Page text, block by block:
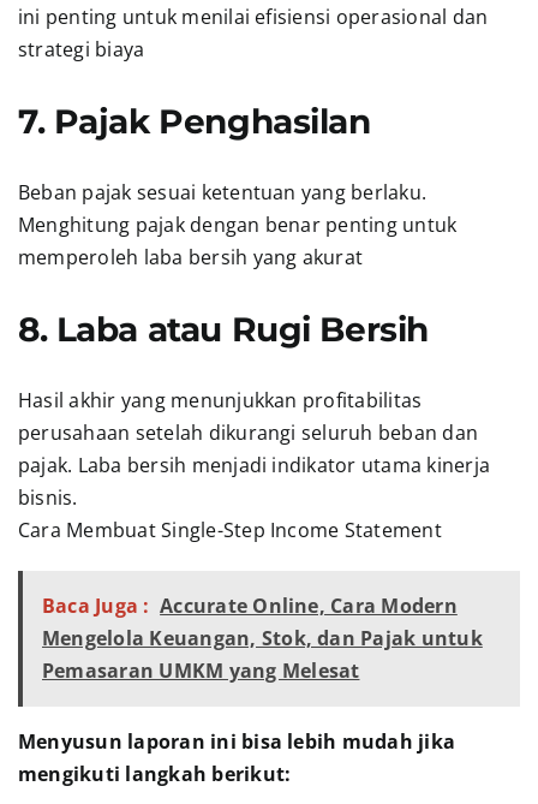
ini penting untuk menilai efisiensi operasional dan
strategi biaya
7. Pajak Penghasilan
Beban pajak sesuai ketentuan yang berlaku.
Menghitung pajak dengan benar penting untuk
memperoleh laba bersih yang akurat
8. Laba atau Rugi Bersih
Hasil akhir yang menunjukkan profitabilitas
perusahaan setelah dikurangi seluruh beban dan
pajak. Laba bersih menjadi indikator utama kinerja
bisnis.
Cara Membuat Single-Step Income Statement
Baca Juga : Accurate Online, Cara Modern
Mengelola Keuangan, Stok, dan Pajak untuk
Pemasaran UMKM yang Melesat
Menyusun laporan ini bisa lebih mudah jika
mengikuti langkah berikut: